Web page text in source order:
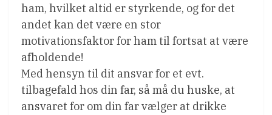
ham, hvilket altid er styrkende, og for det
andet kan det være en stor
motivationsfaktor for ham til fortsat at være
afholdende!
Med hensyn til dit ansvar for et evt.
tilbagefald hos din far, så må du huske, at
ansvaret for om din far vælger at drikke